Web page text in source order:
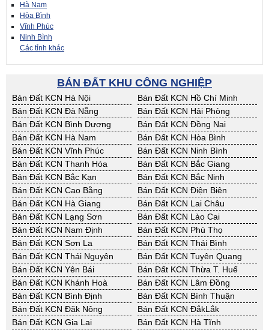
Hà Nam
Hòa Bình
Vĩnh Phúc
Ninh Bình
Các tỉnh khác
BÁN ĐẤT KHU CÔNG NGHIỆP
Bán Đất KCN Hà Nội
Bán Đất KCN Hồ Chí Minh
Bán Đất KCN Đà Nẵng
Bán Đất KCN Hải Phòng
Bán Đất KCN Bình Dương
Bán Đất KCN Đồng Nai
Bán Đất KCN Hà Nam
Bán Đất KCN Hòa Bình
Bán Đất KCN Vĩnh Phúc
Bán Đất KCN Ninh Bình
Bán Đất KCN Thanh Hóa
Bán Đất KCN Bắc Giang
Bán Đất KCN Bắc Kạn
Bán Đất KCN Bắc Ninh
Bán Đất KCN Cao Bằng
Bán Đất KCN Điện Biên
Bán Đất KCN Hà Giang
Bán Đất KCN Lai Châu
Bán Đất KCN Lạng Sơn
Bán Đất KCN Lào Cai
Bán Đất KCN Nam Định
Bán Đất KCN Phú Thọ
Bán Đất KCN Sơn La
Bán Đất KCN Thái Bình
Bán Đất KCN Thái Nguyên
Bán Đất KCN Tuyên Quang
Bán Đất KCN Yên Bái
Bán Đất KCN Thừa T. Huế
Bán Đất KCN Khánh Hoà
Bán Đất KCN Lâm Đồng
Bán Đất KCN Bình Định
Bán Đất KCN Bình Thuận
Bán Đất KCN Đăk Nông
Bán Đất KCN ĐắkLắk
Bán Đất KCN Gia Lai
Bán Đất KCN Hà Tĩnh